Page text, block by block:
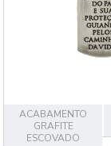
ACABAMENTO
GRAFITE
ESCOVADO